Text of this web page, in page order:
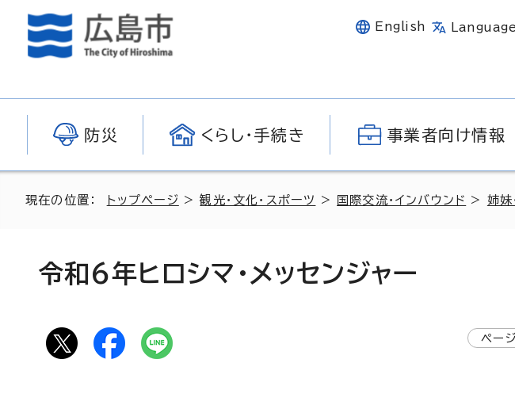
English
防災 くらし・手続き 事業者向け情報
現在の位置： トップページ >観光・文化・スポーツ > 国際交流・インバウンド > 姉妹
令和6年ヒロシマ・メッセンジャー
ペー